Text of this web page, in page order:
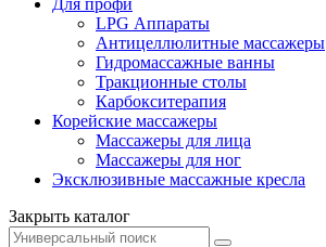
LPG Аппараты
Антицеллюлитные массажеры
Гидромассажные ванны
Тракционные столы
Карбокситерапия
Корейские массажеры
Массажеры для лица
Массажеры для ног
Эксклюзивные массажные кресла
Закрыть каталог